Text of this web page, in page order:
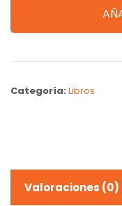
Categoría: Libros
Valoraciones (0)